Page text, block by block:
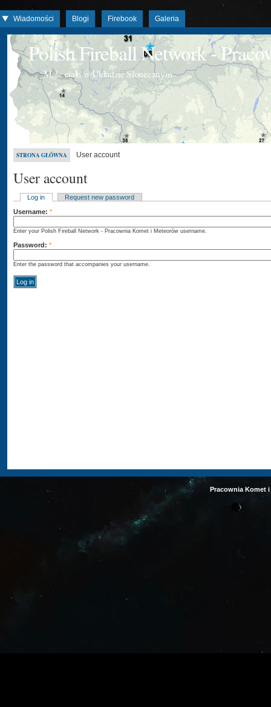
Wiadomości Blogi Firebook Galeria
Polish Fireball Network -
Małe ciała w Układzie Słonecznym
STRONA GŁÓWNA User account
User account
Log in
Request new password
Username: *
Enter your Polish Fireball Network - Pracownia Komet i Meteorów username.
Password: *
Enter the password that accompanies your username.
Pracownia Komet